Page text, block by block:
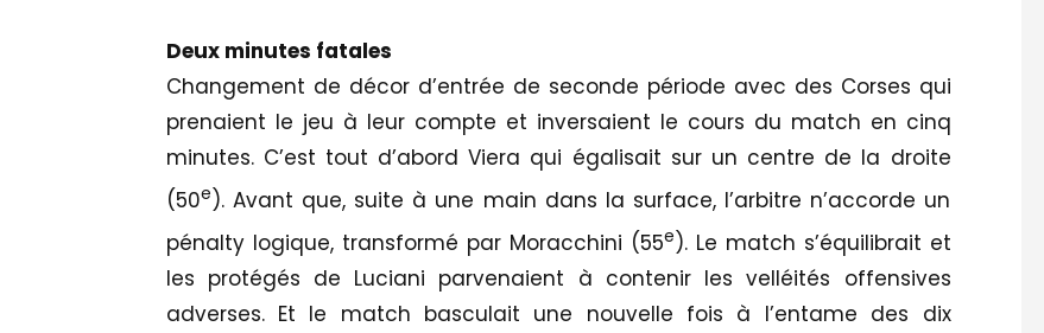
Deux minutes fatales
Changement de décor d’entrée de seconde période avec des Corses qui
prenaient le jeu à leur compte et inversaient le cours du match en cinq
minutes. C’est tout d’abord Viera qui égalisait sur un centre de la droite
(50e). Avant que, suite à une main dans la surface, l’arbitre n’accorde un
pénalty logique, transformé par Moracchini (55e). Le match s’équilibrait et
les protégés de Luciani parvenaient à contenir les velléités offensives
adverses. Et le match basculait une nouvelle fois à l’entame des dix